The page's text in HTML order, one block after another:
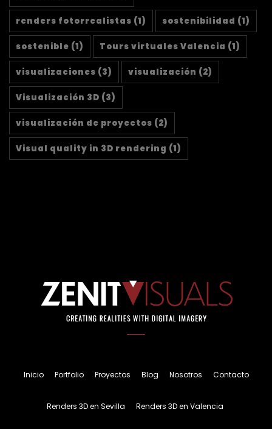
renders fotorrealistas (1) sostenibilidad (1)
sostenible (1) Tours virtuales Valencia (1)
visualizaciones (3) visualización (2)
Visualización 3D (3)
visualización de proyectos (2)
Visual quality in 3D rendering (1)
Inicio Portfolio Proyectos Blog Nosotros Contacto
Renders 3D en Sevilla Renders 3D en Valencia